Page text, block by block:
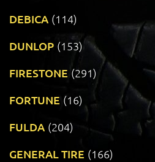
DEBICA (114)
DUNLOP (153)
FIRESTONE (291)
FORTUNE (16)
FULDA (204)
GENERAL TIRE (166)